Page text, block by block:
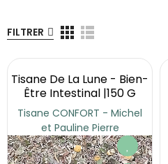
FILTRER
Tisane De La Lune - Bien-
Être Intestinal |150 G
Tisane CONFORT - Michel
et Pauline Pierre